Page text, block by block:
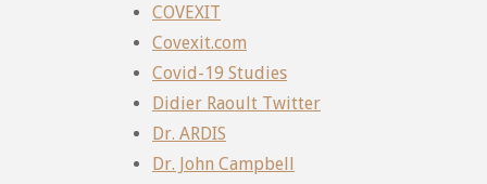
COVEXIT
Covexit.com
Covid-19 Studies
Didier Raoult Twitter
Dr. ARDIS
Dr. John Campbell